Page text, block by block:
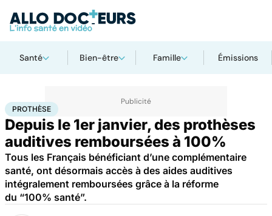
Santé Bien-être Famille Émissions
AccueilSanté Société Prothèse
PROTHÈSE
Depuis le 1er janvier, des prothèses
auditives remboursées à 100%
Tous les Français bénéficiant d’une complémentaire
santé, ont désormais accès à des aides auditives
intégralement remboursées grâce à la réforme
du “100% santé”.